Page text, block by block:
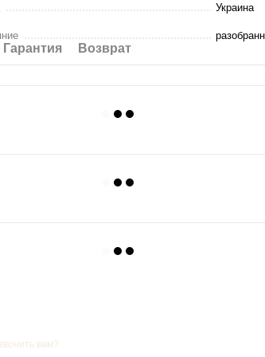
мм
так, чтобы была обеспечена
Украина
Гарантия Возврат
вам?